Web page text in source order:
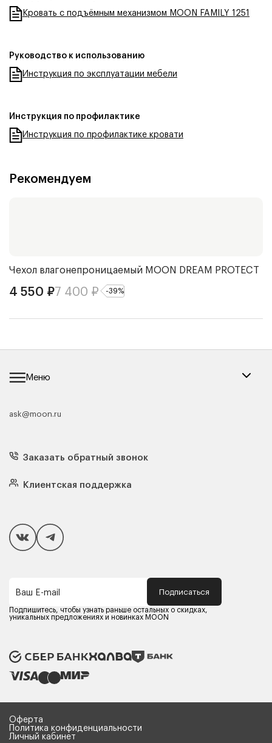
Кровать с подъёмным механизмом MOON FAMILY 1251
Руководство к использованию
Инструкция по эксплуатации мебели
Инструкция по профилактике
Инструкция по профилактике кровати
Рекомендуем
Чехол влагонепроницаемый MOON DREAM PROTECT
4 550 ₽7 400 ₽ -39%
Меню
Каталог мебели
Кресла
Матрасы
Подушки
Чехлы и наматрасники
Покупателям
Способы оплаты
Компания MOON
Оферта
Политика конфиденциальности
Карьера в MOON
ask@moon.ru
Заказать обратный звонок
Клиентская поддержка
Ваш E-mail Подписаться
Подпишитесь, чтобы узнать раньше остальных о скидках,
уникальных предложениях и новинках MOON
Оферта
Политика конфиденциальности
Личный кабинет